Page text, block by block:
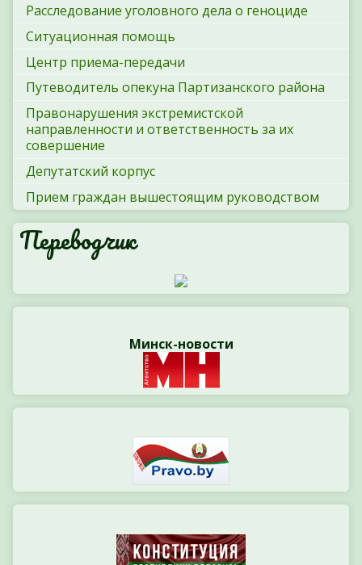
Расследование уголовного дела о геноциде
Ситуационная помощь
Центр приема-передачи
Путеводитель опекуна Партизанского района
Правонарушения экстремистской
направленности и ответственность за их
совершение
Депутатский корпус
Прием граждан вышестоящим руководством
Переводчик
Минск-новости